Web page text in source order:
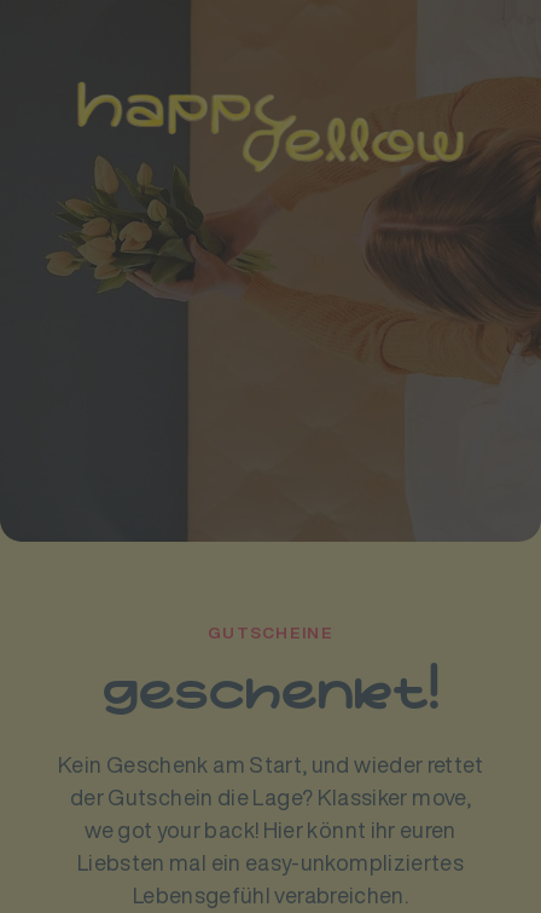
GUTSCHEINE
geschenkt!
Kein Geschenk am Start, und wieder rettet
der Gutschein die Lage? Klassiker move,
we got your back! Hier könnt ihr euren
Liebsten mal ein easy-unkompliziertes
Lebensgefühl verabreichen.